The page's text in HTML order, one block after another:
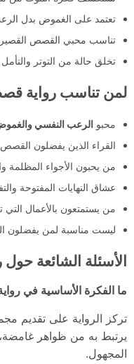
تعتمد على الغموض بدل
تناسب محبي القصص
تخلق حالة من التوتر
لمن تناسب رواية
محبو الرعب النفسي
القراء الذين يفضلون القصص
من يحبون الأجواء المظلمة
عشاق النهايات المفتوحة
من يستمتعون بالأعمال التي
ليست مناسبة لمن يفضلون
الأسئلة الشائعة
ما الفكرة الأساسية في
تركز الرواية على تقديم
يرتبط به من ظواهر
المجهول.